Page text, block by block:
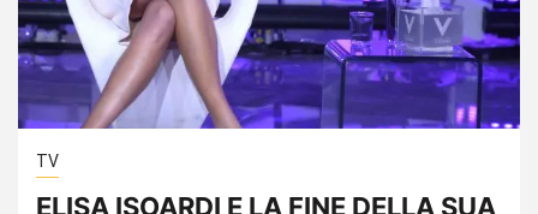
TV
ELISA ISOARDI E LA FINE DELLA SUA